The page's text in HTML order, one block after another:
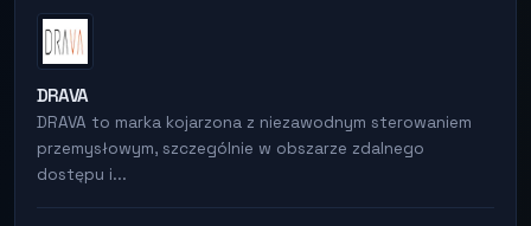
DRAVA
DRAVA to marka kojarzona z niezawodnym sterowaniem
przemysłowym, szczególnie w obszarze zdalnego
dostępu i...